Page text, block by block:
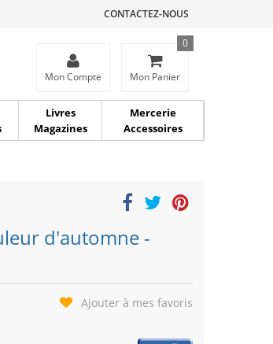
CONTACTEZ-NOUS
Mon Compte Mon Panier
0
Livres
Magazines
Mercerie
Accessoires
d'automne -
Ajouter à mes favoris